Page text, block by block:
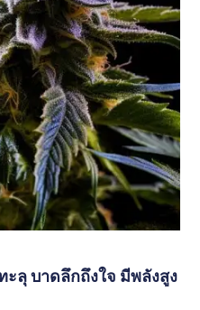
ลุ บาดลึกถึงใจ มีพลังสูง